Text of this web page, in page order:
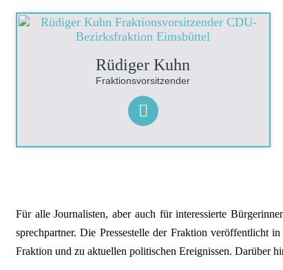
Rüdiger Kuhn
Fraktionsvorsitzender
Für alle Jour­na­lis­ten, aber auch für interes­sier­te
sprech­­part­ner­. Die Presse­­stelle der Frak­­tion ve­r­öffent­­licht
Frak­­tion und zu aktuellen po­li­tischen Er­­eig­­nissen. Darü­ber